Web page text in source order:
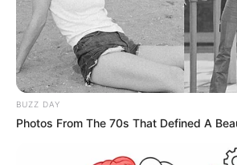
Εικόνες ντροπής σε
Χαλκίδα για να τραβάς τα
Εικόνες ντροπήςμε
και όσους θέλουν να
BUZZ DAY
Photos From The 70s That Defined A